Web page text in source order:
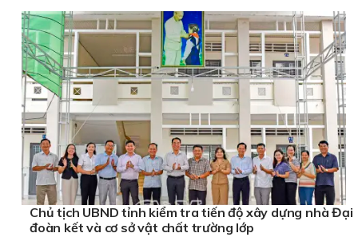
Chủ tịch UBND tỉnh kiểm tra tiến độ xây dựng nhà Đại
đoàn kết và cơ sở vật chất trường lớp